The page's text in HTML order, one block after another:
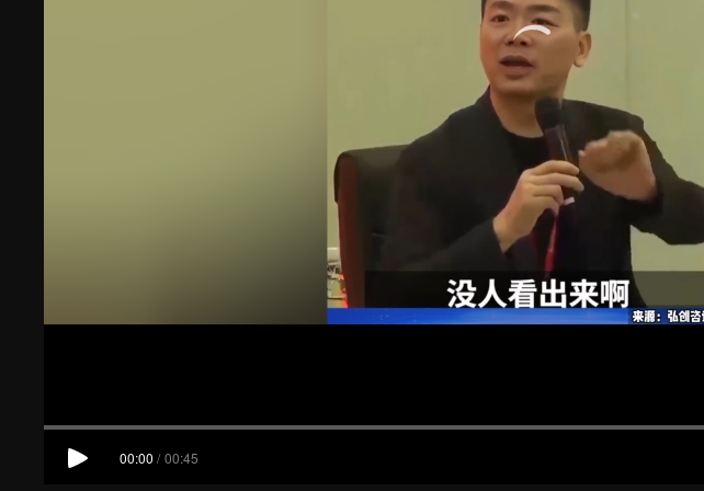
00:00 / 00:45